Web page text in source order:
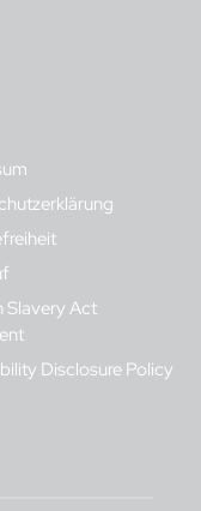
Slavery Act
Disclosure Policy